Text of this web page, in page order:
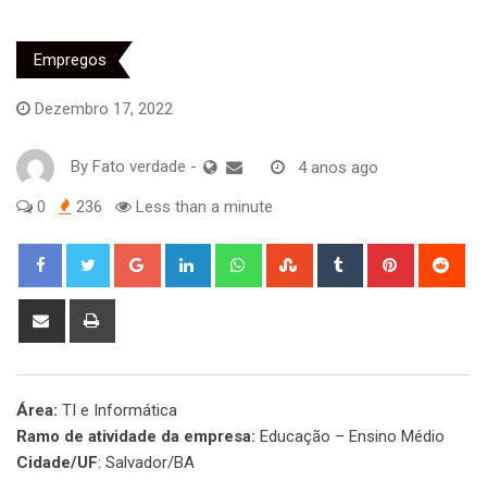
Empregos
Dezembro 17, 2022
By Fato verdade - 4 anos ago
0 236 Less than a minute
Google+ LinkedIn WhatsappStumbleUpon
Tumblr Pinterest
Share
Área: TI e Informática
Ramo de atividade da empresa: Educação – Ensino Médio
Cidade/UF: Salvador/BA